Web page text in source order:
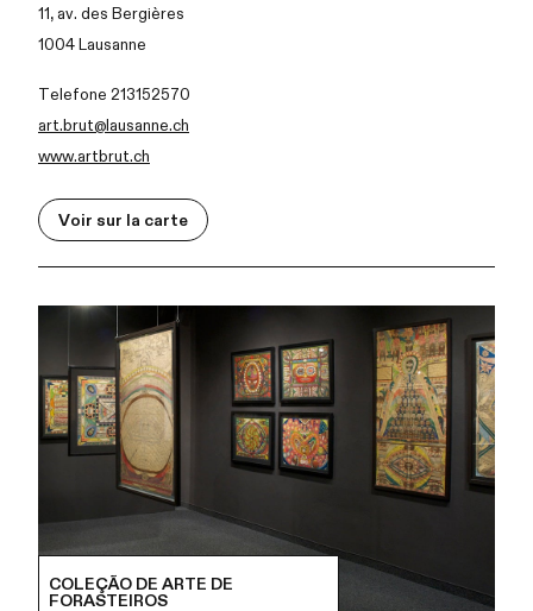
11, av. des Bergières
1004 Lausanne
Telefone 213152570
art.brut@lausanne.ch
www.artbrut.ch
Voir sur la carte
COLEÇÃO DE ARTE DE
FORASTEIROS